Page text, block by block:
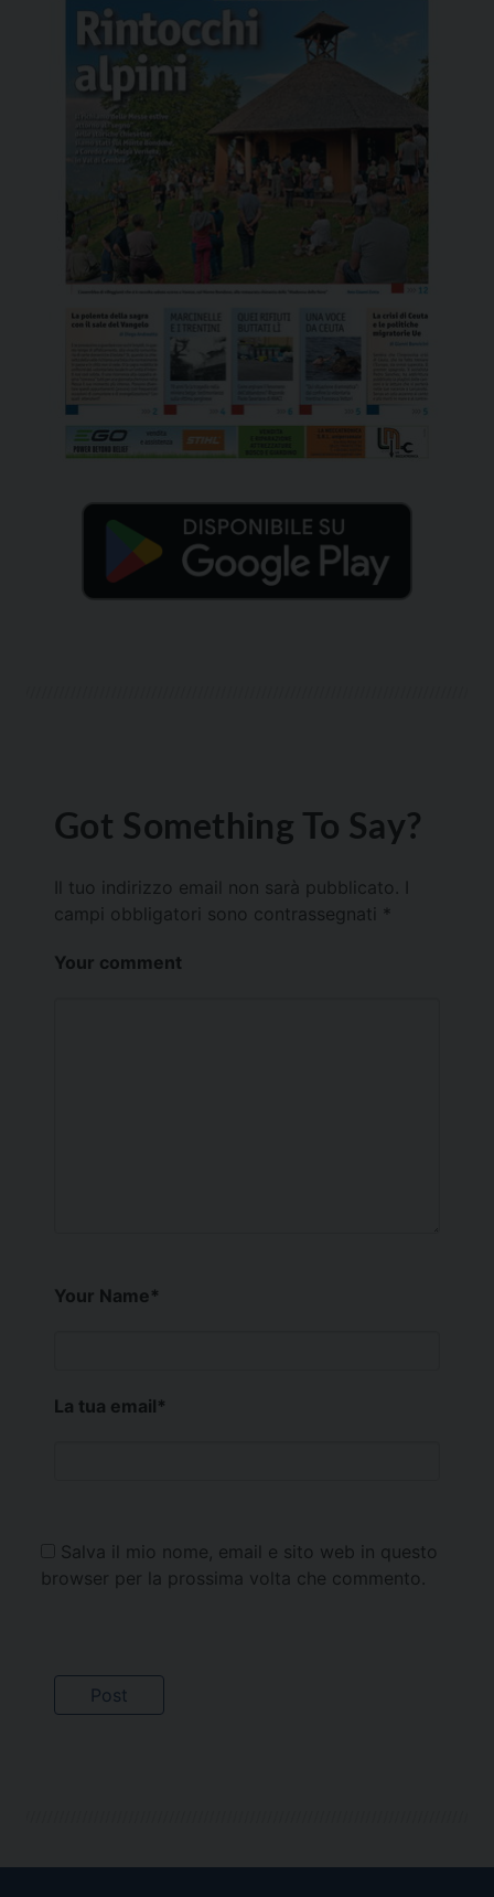
Got Something To Say?
Il tuo indirizzo email non sarà pubblicato.
campi obbligatori sono contrassegnati *
Your comment
Your Name*
La tua email*
Salva il mio nome, email e sito web in questo
browser per la prossima volta che commento.